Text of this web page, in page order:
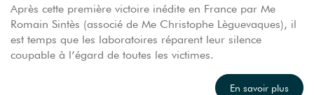
Après cette première victoire inédite en France par Me
Romain Sintès (associé de Me Christophe Lèguevaques), il
est temps que les laboratoires réparent leur silence
coupable à l’égard de toutes les victimes.
En savoir plus